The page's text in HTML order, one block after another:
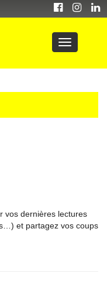
vos dernières lectures
et partagez vos coups